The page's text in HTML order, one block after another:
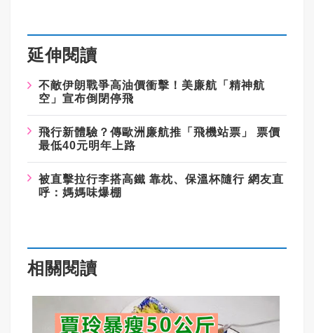
延伸閱讀
不敵伊朗戰爭高油價衝擊！美廉航「精神航
空」宣布倒閉停飛
飛行新體驗？傳歐洲廉航推「飛機站票」 票價
最低40元明年上路
被直擊拉行李搭高鐵 靠枕、保溫杯隨行 網友直
呼：媽媽味爆棚
相關閱讀